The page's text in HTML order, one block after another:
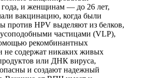
и женщинам — до 26 лет,
вакцинацию, когда были
против HPV выделяют из белков,
частицами (VLP),
рекомбинантных
не содержат никаких живых
или ДНК вируса,
и создают надежный